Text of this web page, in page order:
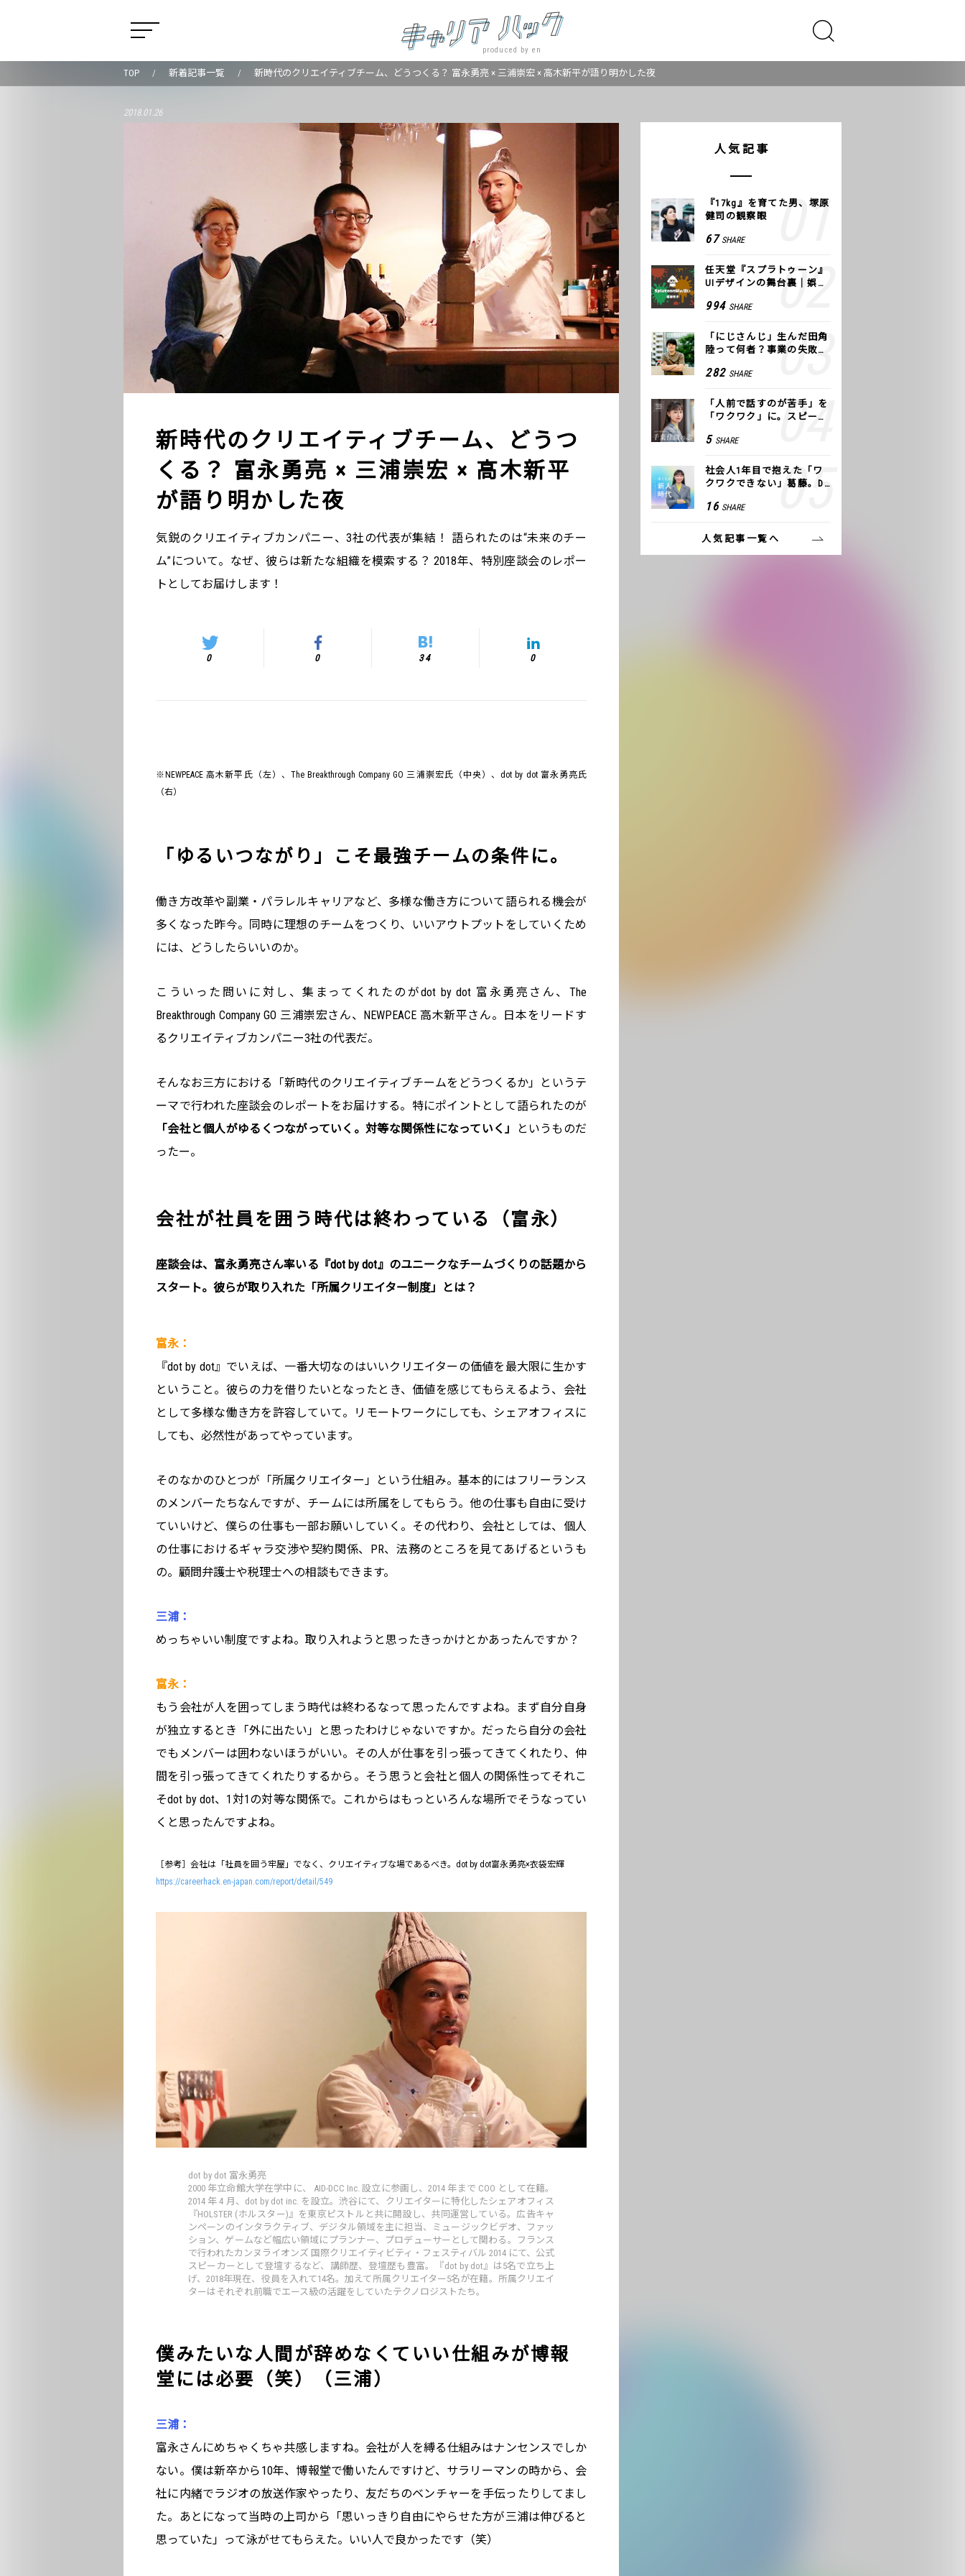
produced by en
TOP 新着記事一覧 新時代のクリエイティブチーム、どうつくる？ 富永勇亮 × 三浦崇宏 × 高木新平が語り明かした夜
2018.01.26
新時代のクリエイティブチーム、どうつ
くる？ 富永勇亮 × 三浦崇宏 × 高木新平
が語り明かした夜
気鋭のクリエイティブカンパニー、3社の代表が集結！ 語られたのは“未来のチー
ム”について。なぜ、彼らは新たな組織を模索する？ 2018年、特別座談会のレポー
トとしてお届けします！
0 0 34 0
※NEWPEACE 高木新平氏（左）、The Breakthrough Company GO 三浦崇宏氏（中央）、dot by dot 富永勇亮氏
（右）
「ゆるいつながり」こそ最強チームの条件に。
働き方改革や副業・パラレルキャリアなど、多様な働き方について語られる機会が
多くなった昨今。同時に理想のチームをつくり、いいアウトプットをしていくため
には、どうしたらいいのか。
こういった問いに対し、集まってくれたのがdot by dot 富永勇亮さん、The
Breakthrough Company GO 三浦崇宏さん、NEWPEACE 高木新平さん。日本をリードす
るクリエイティブカンパニー3社の代表だ。
そんなお三方における「新時代のクリエイティブチームをどうつくるか」というテ
ーマで行われた座談会のレポートをお届けする。特にポイントとして語られたのが
「会社と個人がゆるくつながっていく。対等な関係性になっていく」
というものだ
ったー。
会社が社員を囲う時代は終わっている（富永）
座談会は、富永勇亮さん率いる『dot by dot』のユニークなチームづくりの話題から
スタート。彼らが取り入れた「所属クリエイター制度」とは？
富永：
『dot by dot』でいえば、一番大切なのはいいクリエイターの価値を最大限に生かす
ということ。彼らの力を借りたいとなったとき、価値を感じてもらえるよう、会社
として多様な働き方を許容していて。リモートワークにしても、シェアオフィスに
しても、必然性があってやっています。
そのなかのひとつが「所属クリエイター」という仕組み。基本的にはフリーランス
のメンバーたちなんですが、チームには所属をしてもらう。他の仕事も自由に受け
ていいけど、僕らの仕事も一部お願いしていく。その代わり、会社としては、個人
の仕事におけるギャラ交渉や契約関係、PR、法務のところを見てあげるというも
の。顧問弁護士や税理士への相談もできます。
三浦：
めっちゃいい制度ですよね。取り入れようと思ったきっかけとかあったんですか？
富永：
もう会社が人を囲ってしまう時代は終わるなって思ったんですよね。まず自分自身
が独立するとき「外に出たい」と思ったわけじゃないですか。だったら自分の会社
でもメンバーは囲わないほうがいい。その人が仕事を引っ張ってきてくれたり、仲
間を引っ張ってきてくれたりするから。そう思うと会社と個人の関係性ってそれこ
そdot by dot、1対1の対等な関係で。これからはもっといろんな場所でそうなってい
くと思ったんですよね。
［参考］会社は「社員を囲う牢屋」でなく、クリエイティブな場であるべき。dot by dot富永勇亮×衣袋宏輝
https://careerhack.en-japan.com/report/detail/549
dot by dot 富永勇亮
2000 年立命館大学在学中に、 AID-DCC Inc. 設立に参画し、2014 年まで COO として在籍。
2014 年 4 月、dot by dot inc. を設立。渋谷にて、クリエイターに特化したシェアオフィス
『HOLSTER (ホルスター)』を東京ピストルと共に開設し、共同運営している。広告キャ
ンペーンのインタラクティブ、デジタル領域を主に担当、ミュージックビデオ、ファッ
ション、ゲームなど幅広い領域にプランナー、プロデューサーとして関わる。フランス
で行われたカンヌライオンズ 国際クリエイティビティ・フェスティバル 2014 にて、公式
スピーカーとして登壇するなど、講師歴、登壇歴も豊富。『dot by dot』は5名で立ち上
げ、2018年現在、役員を入れて14名。加えて所属クリエイター5名が在籍。所属クリエイ
ターはそれぞれ前職でエース級の活躍をしていたテクノロジストたち。
僕みたいな人間が辞めなくていい仕組みが博報
堂には必要（笑）（三浦）
三浦：
富永さんにめちゃくちゃ共感しますね。会社が人を縛る仕組みはナンセンスでしか
ない。僕は新卒から10年、博報堂で働いたんですけど、サラリーマンの時から、会
社に内緒でラジオの放送作家やったり、友だちのベンチャーを手伝ったりしてまし
た。あとになって当時の上司から「思いっきり自由にやらせた方が三浦は伸びると
思っていた」って泳がせてもらえた。いい人で良かったです（笑）
人気記事
『17kg』を育てた男、塚原
健司の観察眼
67 SHARE
任天堂『スプラトゥーン』
UIデザインの舞台裏｜娯楽
994 SHARE
「にじさんじ」生んだ田角
陸って何者？事業の失敗
COLOR
282 SHARE
「人前で話すのが苦手」を
「ワクワク」に。スピーチ
方トレーニング」に込めた
5 SHARE
社会人1年目で抱えた「ワ
クワクできない」葛藤。De
つけた、私の生きる道
16 SHARE
人気記事一覧へ